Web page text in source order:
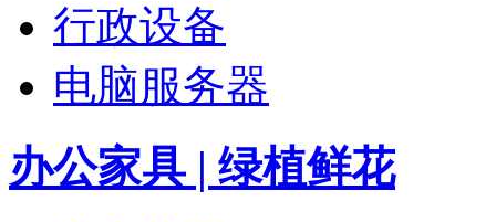
行政设备
电脑服务器
办公家具 | 绿植鲜花